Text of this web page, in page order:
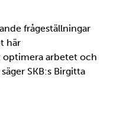
frågeställningar
här
optimera arbetet och
SKB:s Birgitta